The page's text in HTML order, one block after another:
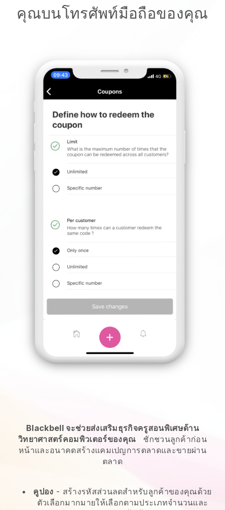
คุณบนโทรศัพท์มือถือของคุณ
Blackbell จะช่วยส่งเสริมธุรกิจครูสอนพิเศษด้าน
วิทยาศาสตร์คอมพิวเตอร์ของคุณ
ชักชวนลูกค้าก่อน
หน้าและอนาคตสร้างแคมเปญการตลาดและขายผ่าน
ตลาด
คูปอง - สร้างรหัสส่วนลดสำหรับลูกค้าของคุณด้วย
ตัวเลือกมากมายให้เลือกตามประเภทจำนวนและ